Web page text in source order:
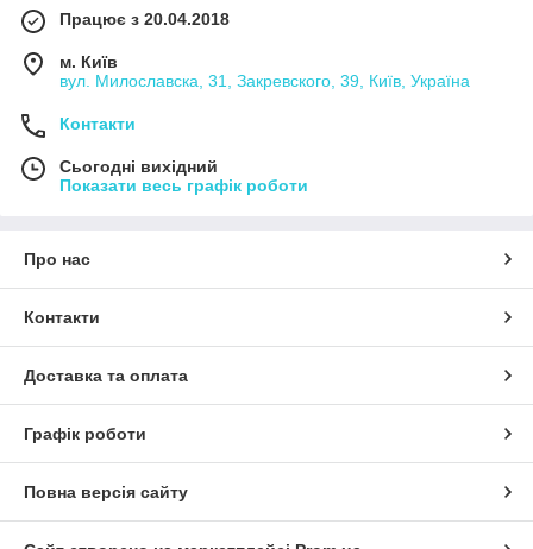
Працює з 20.04.2018
м. Київ
вул. Милославска, 31, Закревского, 39, Київ, Україна
Контакти
Сьогодні вихідний
Показати весь графік роботи
Про нас
Контакти
Доставка та оплата
Графік роботи
Повна версія сайту